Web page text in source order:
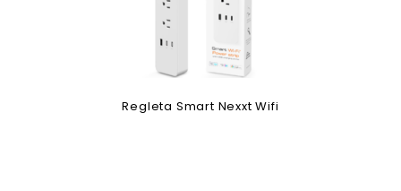
Regleta Smart Nexxt Wifi